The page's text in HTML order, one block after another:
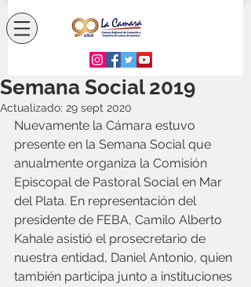
Semana Social 2019
Actualizado: 29 sept 2020
Nuevamente la Cámara estuvo
presente en la Semana Social que
anualmente organiza la Comisión
Episcopal de Pastoral Social en Mar
del Plata. En representación del
presidente de FEBA, Camilo Alberto
Kahale asistió el prosecretario de
nuestra entidad, Daniel Antonio, quien
también participa junto a instituciones